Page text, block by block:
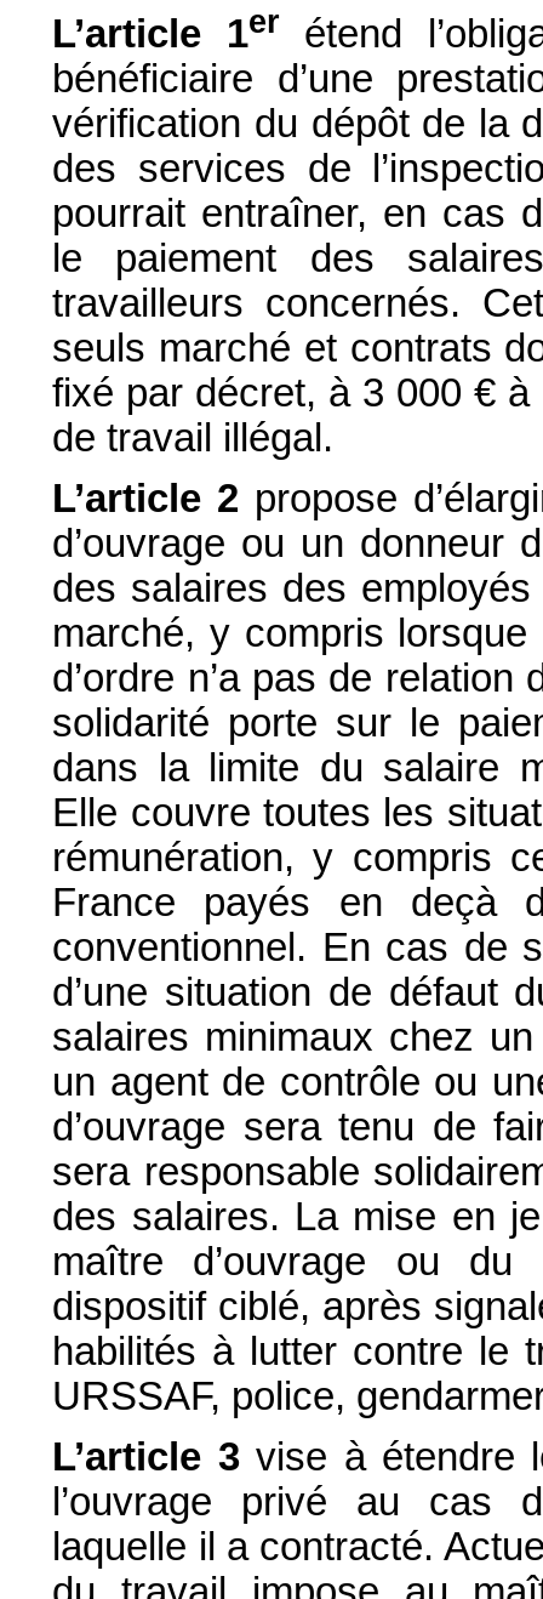
L’article 1er étend
bénéficiaire d’une
vérification du dépôt de la
des services de
pourrait entraîner, en cas
le paiement des
travailleurs concernés.
seuls marché et contrats
fixé par décret, à 3 000 € à
de travail illégal.
L’article 2 propose
d’ouvrage ou un donneur
des salaires des
marché, y compris
d’ordre n’a pas de
solidarité porte sur le
dans la limite du salaire
Elle couvre toutes les
rémunération, y compris
France payés en deçà
conventionnel. En cas de
d’une situation de défaut
salaires minimaux chez
un agent de contrôle ou
d’ouvrage sera tenu de
sera responsable
des salaires. La mise en
maître d’ouvrage ou du
dispositif ciblé, après
habilités à lutter contre le
URSSAF, police,
L’article 3vise à étendre
l’ouvrage privé au cas
laquelle il a contracté.